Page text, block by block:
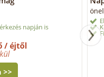
napján is
/ éjtől
>>